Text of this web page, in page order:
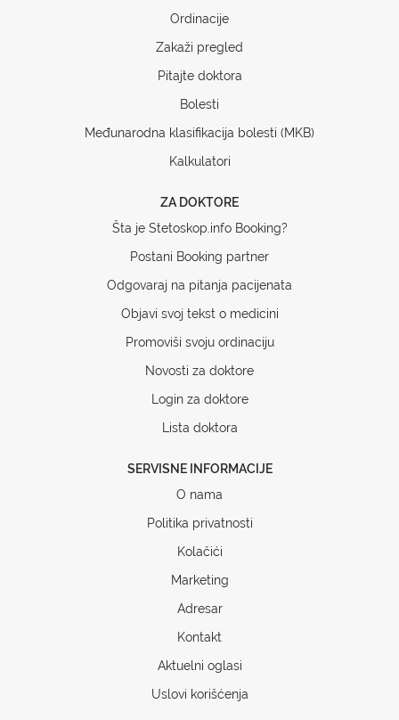
Ordinacije
Zakaži pregled
Pitajte doktora
Bolesti
Međunarodna klasifikacija bolesti (MKB)
Kalkulatori
ZA DOKTORE
Šta je Stetoskop.info Booking?
Postani Booking partner
Odgovaraj na pitanja pacijenata
Objavi svoj tekst o medicini
Promoviši svoju ordinaciju
Novosti za doktore
Login za doktore
Lista doktora
SERVISNE INFORMACIJE
O nama
Politika privatnosti
Kolačići
Marketing
Adresar
Kontakt
Aktuelni oglasi
Uslovi korišćenja